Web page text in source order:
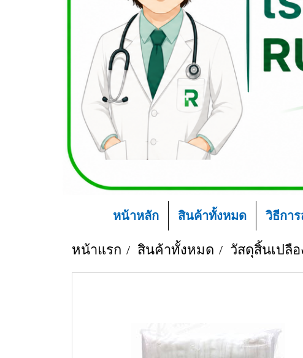
หน้าหลัก สินค้าทั้งหมด วิธีกา
หน้าแรก สินค้าทั้งหมด วัสดุสิ้นเปลื